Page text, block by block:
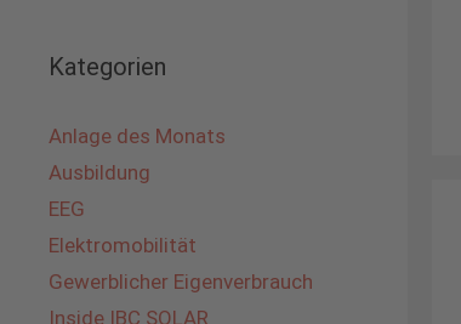
Kategorien
Anlage des Monats
Ausbildung
EEG
Elektromobilität
Gewerblicher Eigenverbrauch
Inside IBC SOLAR